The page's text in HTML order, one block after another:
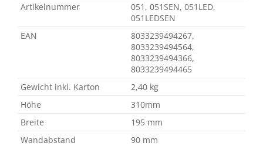
Artikelnummer
051, 051SEN, 051LED,
051LEDSEN
EAN
8033239494267,
8033239494564,
8033239494366,
8033239494465
Gewicht inkl. Karton
2,40 kg
Höhe
310mm
Breite
195 mm
Wandabstand
90 mm